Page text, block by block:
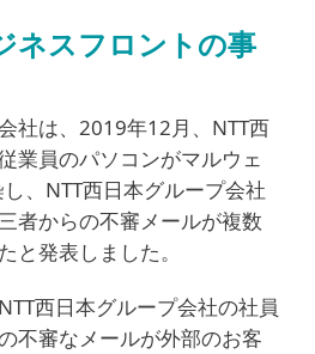
ネスフロントの事
社は、2019年12月、NTT西
業員のパソコンがマルウェ
、NTT西日本グループ会社
者からの不審メールが複数
と発表しました。
西日本グループ会社の社員
不審なメールが外部のお客